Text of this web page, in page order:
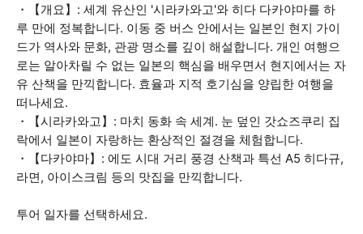
・【개요】: 세계 유산인 '시라카와고'와 히다 다카야마를 하
루 만에 정복합니다. 이동 중 버스 안에서는 일본인 현지 가이
드가 역사와 문화, 관광 명소를 깊이 해설합니다. 개인 여행으
로는 알아차릴 수 없는 일본의 핵심을 배우면서 현지에서는 자
유 산책을 만끽합니다. 효율과 지적 호기심을 양립한 여행을
떠나세요.
・【시라카와고】: 마치 동화 속 세계. 눈 덮인 갓쇼즈쿠리 집
락에서 일본이 자랑하는 환상적인 절경을 체험합니다.
・【다카야마】: 에도 시대 거리 풍경 산책과 특선 A5 히다규,
라면, 아이스크림 등의 맛집을 만끽합니다.
투어 일자를 선택하세요.